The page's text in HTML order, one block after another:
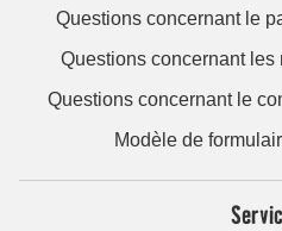
Questions concernant le
Questions concernant les
Questions concernant le
Modèle de